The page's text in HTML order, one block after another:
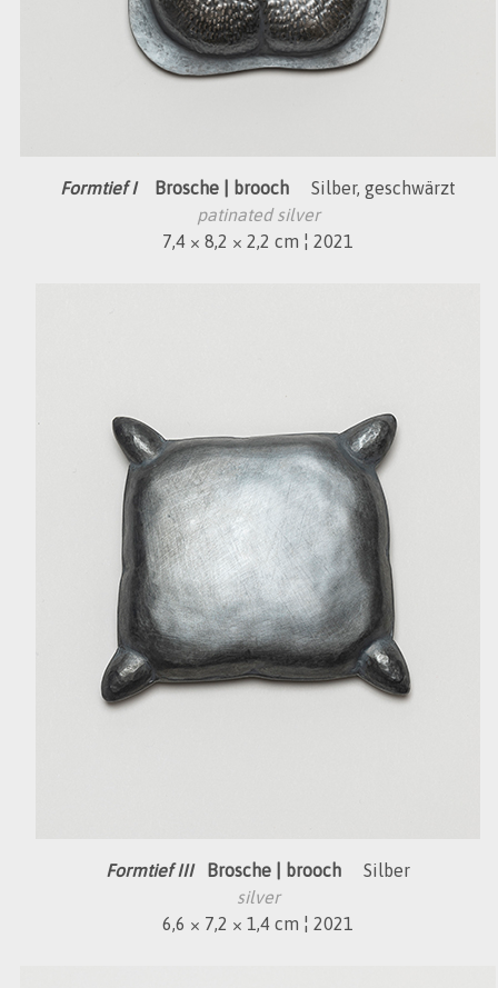
Formtief I Brosche | brooch Silber, geschwärzt
patinated silver
7,4 × 8,2 × 2,2 cm ¦ 2021
Formtief III Brosche | brooch Silber
silver
6,6 × 7,2 × 1,4 cm ¦ 2021